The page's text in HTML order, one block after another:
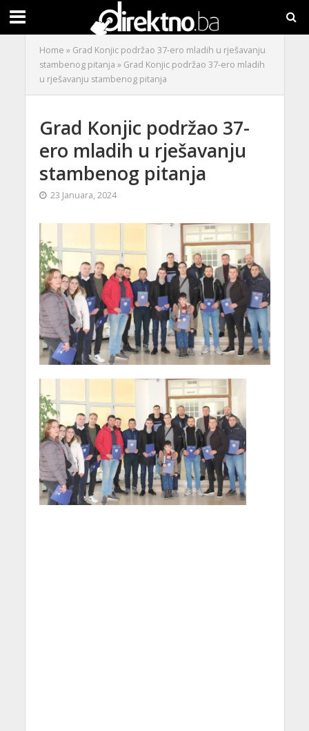
Home » Grad Konjic podržao 37-ero mladih u rješavanju
stambenog pitanja » Grad Konjic podržao 37-ero mladih
u rješavanju stambenog pitanja
Grad Konjic podržao 37-
ero mladih u rješavanju
stambenog pitanja
23 Januara, 2024